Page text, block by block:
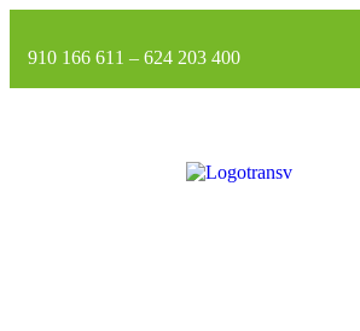
910 166 611 – 624 203 400